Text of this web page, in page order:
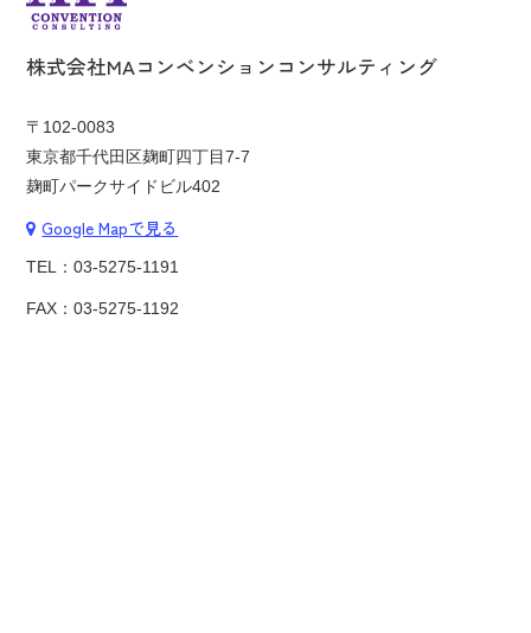
株式会社MAコンベンションコンサルティング
〒102-0083
東京都千代田区麹町四丁目7-7
麹町パークサイドビル402
Google Mapで見る
TEL：03-5275-1191
FAX：03-5275-1192